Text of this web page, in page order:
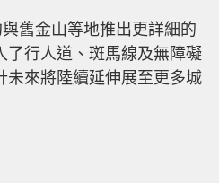
舊金山等地推出更詳細的
了行人道、斑馬線及無障礙
未來將陸續延伸展至更多城